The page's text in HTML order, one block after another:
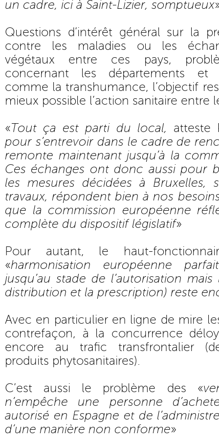
un cadre, ici à Saint-Lizier, somptueux
Questions d’intérêt général sur la
contre les maladies ou les
végétaux entre ces pays,
concernant les départements et
comme la transhumance, l’objectif
mieux possible l’action sanitaire entre
«Tout ça est parti du local, atteste
pour s’entrevoir dans le cadre de
remonte maintenant jusqu’à la
Ces échanges ont donc aussi pour
les mesures décidées à
travaux, répondent bien à nos
que la commission européenne
complète du dispositif législatif»
Pour autant, le haut-
«harmonisation européenne
jusqu’au stade de l’autorisation mais
distribution et la prescription) reste
Avec en particulier en ligne de mire
contrefaçon, à la concurrence
encore au trafic transfrontalier
produits phytosanitaires).
C’est aussi le problème des «
n’empêche une personne
autorisé en Espagne et de
d’une manière non conforme»